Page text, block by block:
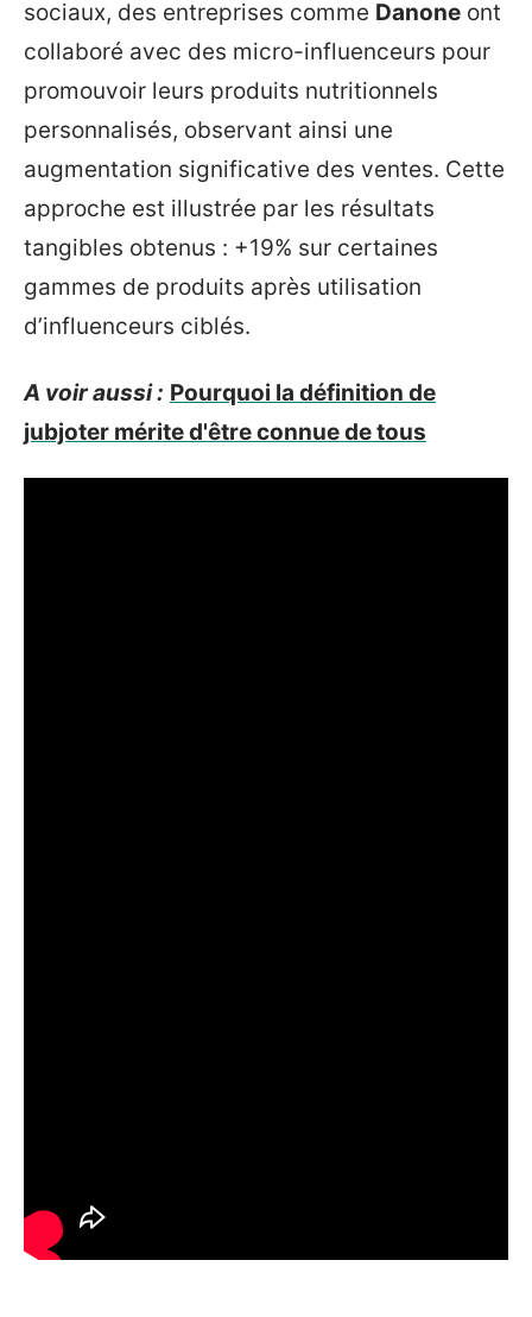
sociaux, des entreprises comme Danone ont
collaboré avec des micro-influenceurs pour
promouvoir leurs produits nutritionnels
personnalisés, observant ainsi une
augmentation significative des ventes. Cette
approche est illustrée par les résultats
tangibles obtenus : +19% sur certaines
gammes de produits après utilisation
d’influenceurs ciblés.
A voir aussi : Pourquoi la définition de
jubjoter mérite d'être connue de tous